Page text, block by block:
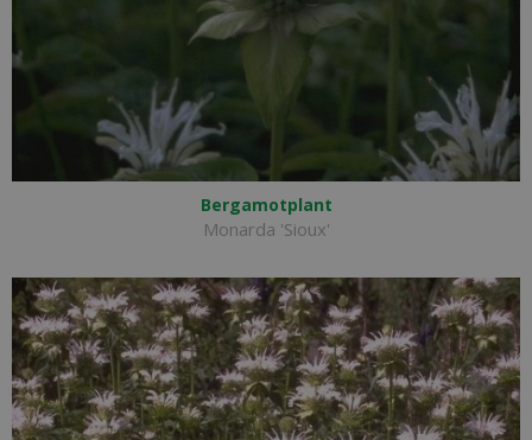
Bergamotplant
Monarda 'Sioux'